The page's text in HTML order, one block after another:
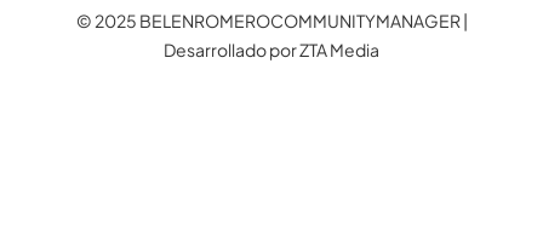
© 2025 BELENROMEROCOMMUNITYMANAGER |
Desarrollado por ZTA Media